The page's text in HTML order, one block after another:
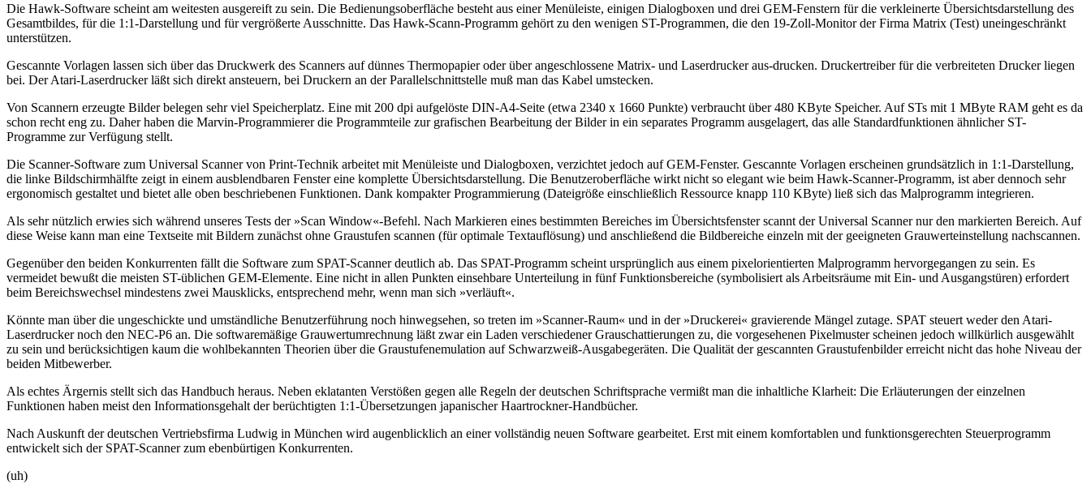
Die Hawk-Software scheint am weitesten ausgereift zu sein. Die Bedienungsoberfläche besteht aus einer Menüleiste, einigen Dialogboxen und drei GEM-Fenstern für die verkleinerte Übersichtsdarstellung des
Gesamtbildes, für die 1:1-Darstellung und für vergrößerte Ausschnitte. Das Hawk-Scann-Programm gehört zu den wenigen ST-Programmen, die den 19-Zoll-Monitor der Firma Matrix (Test) uneingeschränkt
unterstützen.
Gescannte Vorlagen lassen sich über das Druckwerk des Scanners auf dünnes Thermopapier oder über angeschlossene Matrix- und Laserdrucker aus-drucken. Druckertreiber für die verbreiteten Drucker liegen
bei. Der Atari-Laserdrucker läßt sich direkt ansteuern, bei Druckern an der Parallelschnittstelle muß man das Kabel umstecken.
Von Scannern erzeugte Bilder belegen sehr viel Speicherplatz. Eine mit 200 dpi aufgelöste DIN-A4-Seite (etwa 2340 x 1660 Punkte) verbraucht über 480 KByte Speicher. Auf STs mit 1 MByte RAM geht es da
schon recht eng zu. Daher haben die Marvin-Programmierer die Programmteile zur grafischen Bearbeitung der Bilder in ein separates Programm ausgelagert, das alle Standardfunktionen ähnlicher ST-
Programme zur Verfügung stellt.
Die Scanner-Software zum Universal Scanner von Print-Technik arbeitet mit Menüleiste und Dialogboxen, verzichtet jedoch auf GEM-Fenster. Gescannte Vorlagen erscheinen grundsätzlich in 1:1-Darstellung,
die linke Bildschirmhälfte zeigt in einem ausblendbaren Fenster eine komplette Übersichtsdarstellung. Die Benutzeroberfläche wirkt nicht so elegant wie beim Hawk-Scanner-Programm, ist aber dennoch sehr
ergonomisch gestaltet und bietet alle oben beschriebenen Funktionen. Dank kompakter Programmierung (Dateigröße einschließlich Ressource knapp 110 KByte) ließ sich das Malprogramm integrieren.
Als sehr nützlich erwies sich während unseres Tests der »Scan Window«-Befehl. Nach Markieren eines bestimmten Bereiches im Übersichtsfenster scannt der Universal Scanner nur den markierten Bereich. Auf
diese Weise kann man eine Textseite mit Bildern zunächst ohne Graustufen scannen (für optimale Textauflösung) und anschließend die Bildbereiche einzeln mit der geeigneten Grauwerteinstellung nachscannen.
Gegenüber den beiden Konkurrenten fällt die Software zum SPAT-Scanner deutlich ab. Das SPAT-Programm scheint ursprünglich aus einem pixelorientierten Malprogramm hervorgegangen zu sein. Es
vermeidet bewußt die meisten ST-üblichen GEM-Elemente. Eine nicht in allen Punkten einsehbare Unterteilung in fünf Funktionsbereiche (symbolisiert als Arbeitsräume mit Ein- und Ausgangstüren) erfordert
beim Bereichswechsel mindestens zwei Mausklicks, entsprechend mehr, wenn man sich »verläuft«.
Könnte man über die ungeschickte und umständliche Benutzerführung noch hinwegsehen, so treten im »Scanner-Raum« und in der »Druckerei« gravierende Mängel zutage. SPAT steuert weder den Atari-
Laserdrucker noch den NEC-P6 an. Die softwaremäßige Grauwertumrechnung läßt zwar ein Laden verschiedener Grauschattierungen zu, die vorgesehenen Pixelmuster scheinen jedoch willkürlich ausgewählt
zu sein und berücksichtigen kaum die wohlbekannten Theorien über die Graustufenemulation auf Schwarzweiß-Ausgabegeräten. Die Qualität der gescannten Graustufenbilder erreicht nicht das hohe Niveau der
beiden Mitbewerber.
Als echtes Ärgernis stellt sich das Handbuch heraus. Neben eklatanten Verstößen gegen alle Regeln der deutschen Schriftsprache vermißt man die inhaltliche Klarheit: Die Erläuterungen der einzelnen
Funktionen haben meist den Informationsgehalt der berüchtigten 1:1-Übersetzungen japanischer Haartrockner-Handbücher.
Nach Auskunft der deutschen Vertriebsfirma Ludwig in München wird augenblicklich an einer vollständig neuen Software gearbeitet. Erst mit einem komfortablen und funktionsgerechten Steuerprogramm
entwickelt sich der SPAT-Scanner zum ebenbürtigen Konkurrenten.
(uh)